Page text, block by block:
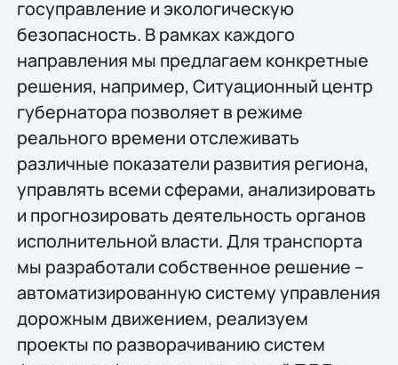
госуправление и экологическую
безопасность. В рамках каждого
направления мы предлагаем конкретные
решения, например, Ситуационный центр
губернатора позволяет в режиме
реального времени отслеживать
различные показатели развития региона,
управлять всеми сферами, анализировать
и прогнозировать деятельность органов
исполнительной власти. Для транспорта
мы разработали собственное решение –
автоматизированную систему управления
дорожным движением, реализуем
проекты по разворачиванию систем